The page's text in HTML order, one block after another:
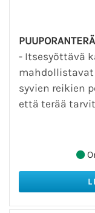
- Itsesyöttävä
syvien reikien
että terää